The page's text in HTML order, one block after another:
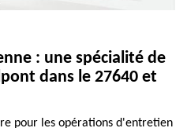
: une spécialité de
dans le 27640 et
pour les opérations d'entretien